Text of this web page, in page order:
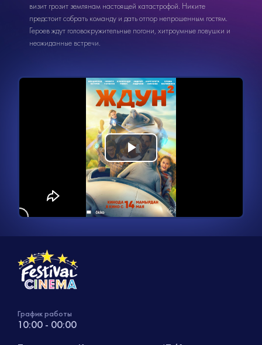
визит грозит землянам настоящей катастрофой. Никите
предстоит собрать команду и дать отпор непрошенным гостям.
Героев ждут головокружительные погони, хитроумные ловушки и
неожиданные встречи.
Видеоплеер
загружается.
Воспроизвести
видео
График работы
10:00 - 00:00